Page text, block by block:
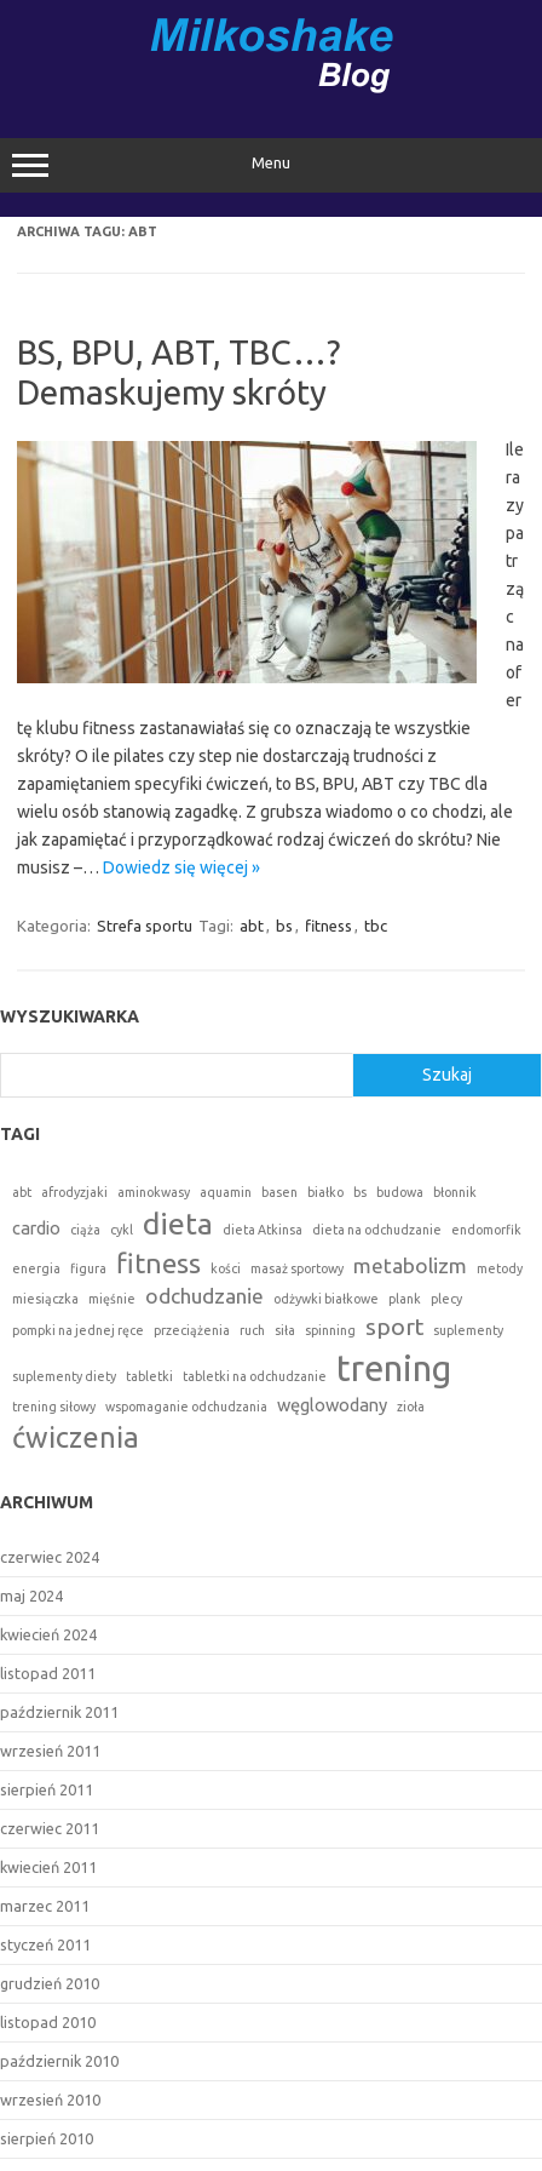
Menu
ARCHIWA TAGU: ABT
BS, BPU, ABT, TBC…?
Demaskujemy skróty
Ile
ra
zy
pa
tr
zą
c
na
of
er
tę klubu fitness zastanawiałaś się co oznaczają te wszystkie
skróty? O ile pilates czy step nie dostarczają trudności z
zapamiętaniem specyfiki ćwiczeń, to BS, BPU, ABT czy TBC dla
wielu osób stanowią zagadkę. Z grubsza wiadomo o co chodzi, ale
jak zapamiętać i przyporządkować rodzaj ćwiczeń do skrótu? Nie
musisz –… Dowiedz się więcej »
Kategoria: Strefa sportu Tagi: abt, bs , fitness , tbc
WYSZUKIWARKA
Szukaj
TAGI
abt afrodyzjaki aminokwasy aquamin basen białko bs budowa błonnik
cardio ciąża cykl dieta dieta Atkinsa dieta na odchudzanie endomorfik
energia figura fitness kości masaż sportowy metabolizm metody
miesiączka mięśnie odchudzanie odżywki białkowe plank plecy
pompki na jednej ręce przeciążenia ruch siła spinning sport suplementy
suplementy diety tabletki tabletki na odchudzanie trening
trening siłowy wspomaganie odchudzania węglowodany zioła
ćwiczenia
ARCHIWUM
czerwiec 2024
maj 2024
kwiecień 2024
listopad 2011
październik 2011
wrzesień 2011
sierpień 2011
czerwiec 2011
kwiecień 2011
marzec 2011
styczeń 2011
grudzień 2010
listopad 2010
październik 2010
wrzesień 2010
sierpień 2010